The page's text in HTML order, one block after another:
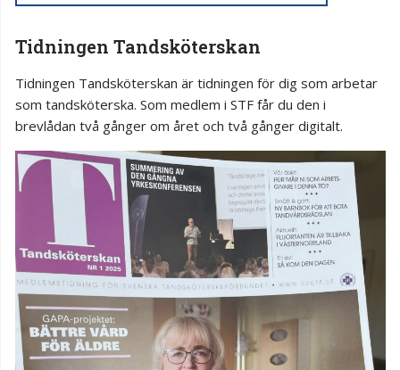
Tidningen Tandsköterskan
Tidningen Tandsköterskan är tidningen för dig som arbetar
som tandsköterska. Som medlem i STF får du den i
brevlådan två gånger om året och två gånger digitalt.